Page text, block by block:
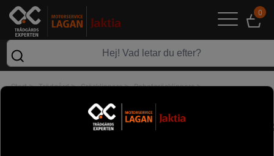
0
Start> Trädgård> Gräsklippare> Robotgräsklippare>